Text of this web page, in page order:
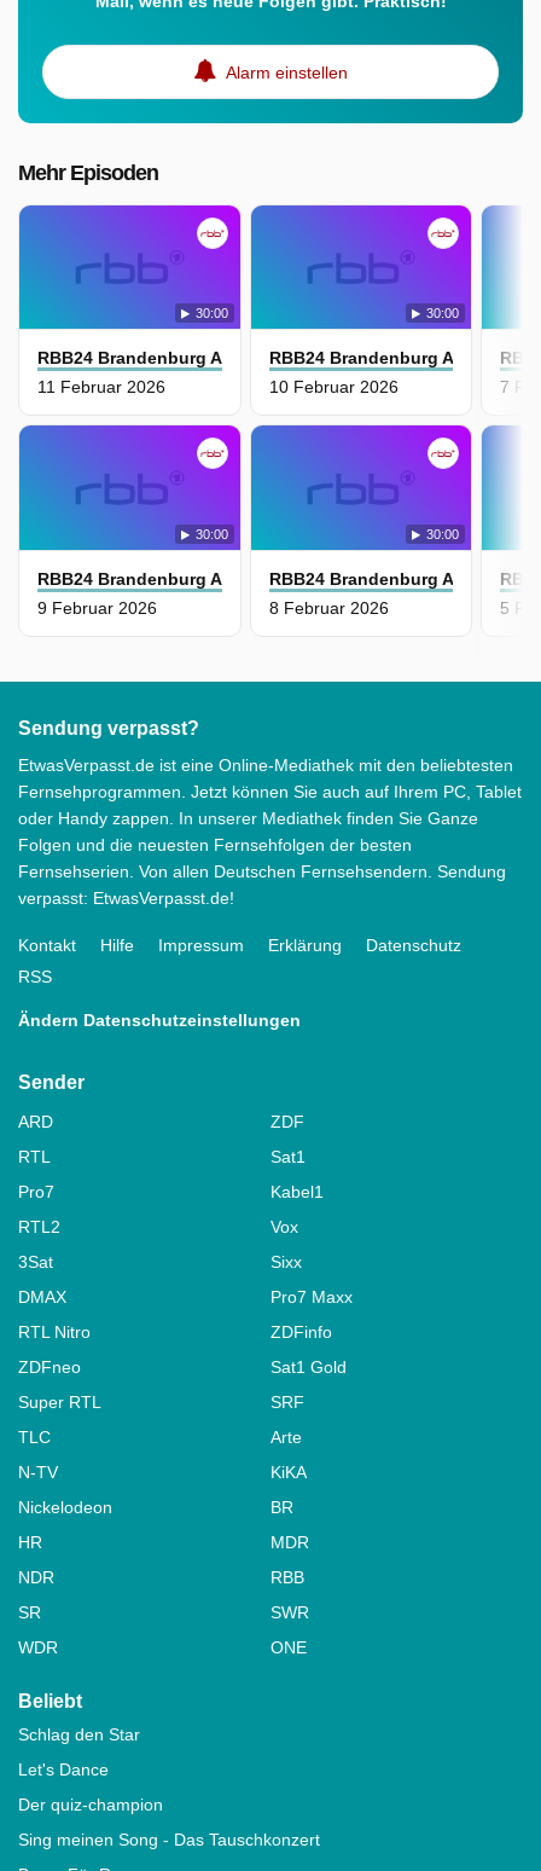
Alarm einstellen
Mehr Episoden
30:00
RBB24 Brandenburg Aktuell
11 Februar 2026
30:00
RBB24 Brandenburg Aktuell
10 Februar 2026
30:00
RBB24 Brandenburg Aktuell
9 Februar 2026
30:00
RBB24 Brandenburg Aktuell
8 Februar 2026
7
5
Sendung verpasst?
EtwasVerpasst.de ist eine Online-Mediathek mit den beliebtesten
Fernsehprogrammen. Jetzt können Sie auch auf Ihrem PC, Tablet
oder Handy zappen. In unserer Mediathek finden Sie Ganze
Folgen und die neuesten Fernsehfolgen der besten
Fernsehserien. Von allen Deutschen Fernsehsendern. Sendung
verpasst: EtwasVerpasst.de!
Kontakt Hilfe Impressum Erklärung
Datenschutz
RSS
Ändern Datenschutzeinstellungen
Sender
ARD
ZDF
RTL
Sat1
Pro7
Kabel1
RTL2
Vox
3Sat
Sixx
DMAX
Pro7 Maxx
RTL Nitro
ZDFinfo
ZDFneo
Sat1 Gold
Super RTL
SRF
TLC
Arte
N-TV
KiKA
Nickelodeon
BR
HR
MDR
NDR
RBB
SR
SWR
WDR
ONE
Beliebt
Schlag den Star
Let's Dance
Der quiz-champion
Sing meinen Song - Das Tauschkonzert